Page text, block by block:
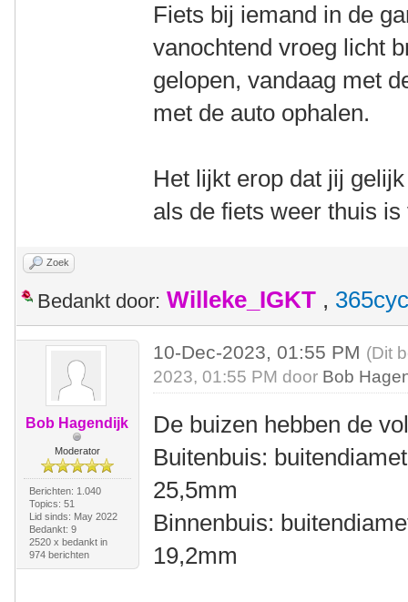
Fiets bij iemand in de
vanochtend vroeg licht
gelopen, vandaag met
met de auto ophalen.
Het lijkt erop dat jij
als de fiets weer thuis
Zoek
Bedankt door: Willeke_IGKT ,
Bob Hagendijk
Moderator
Berichten: 1.040
Topics: 51
Lid sinds: May 2022
Bedankt: 9
2520 x bedankt in
974 berichten
10-Dec-2023, 01:55 PM (Dit
2023, 01:55 PM door Bob
De buizen hebben de
Buitenbuis:
25,5mm
Binnenbuis:
19,2mm